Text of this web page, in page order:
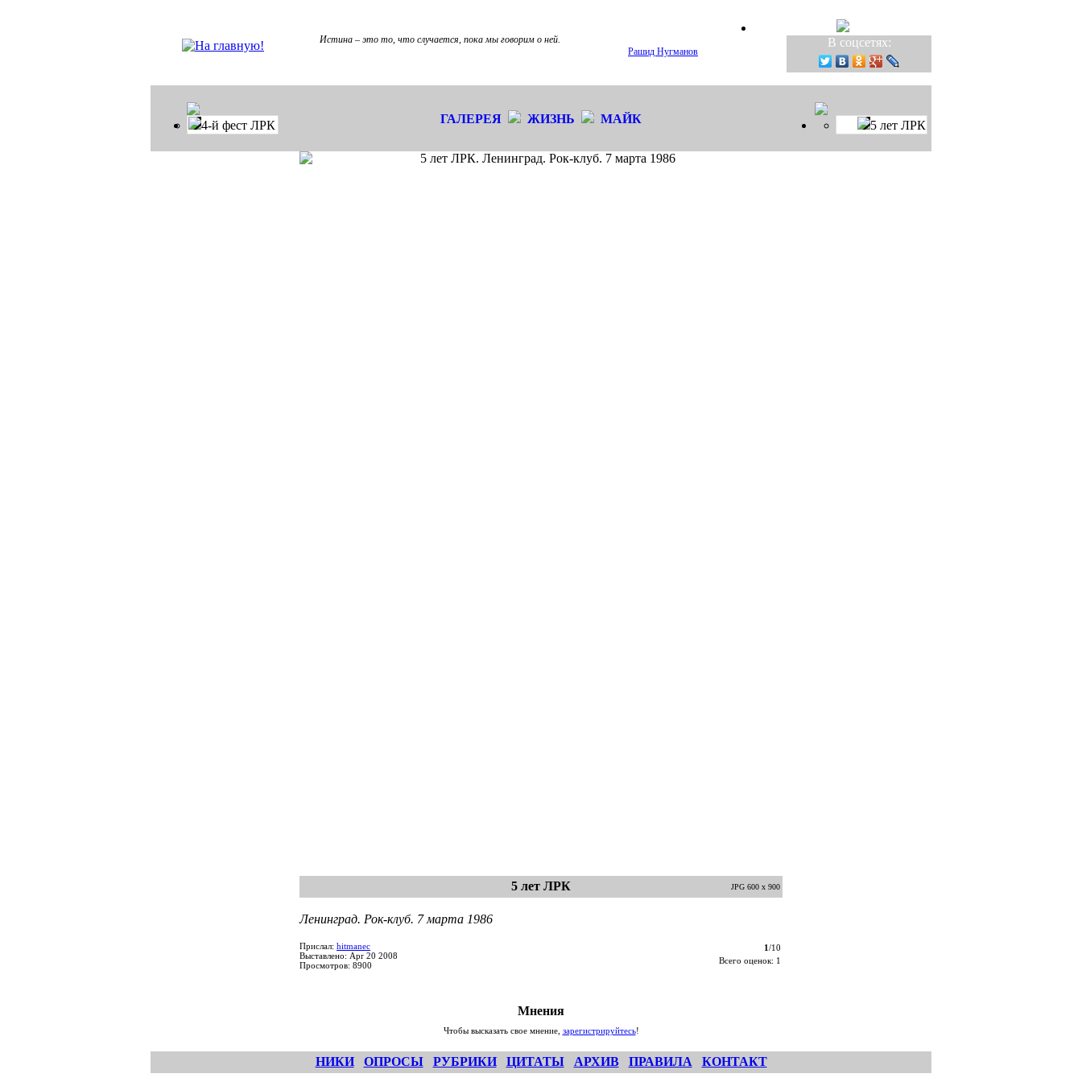
Истина – это то, что случается, пока мы говорим о ней.
Рашид Нугманов
В соцсетях:
4-й фест ЛРК ГАЛЕРЕЯ ЖИЗНЬ МАЙК 5 лет ЛРК
5 лет ЛРК JPG 600 x 900
Ленинград. Рок-клуб. 7 марта 1986
Прислал: hitmanec
Выставлено: Apr 20 2008
Просмотров: 8900
1/10
Всего оценок: 1
Мнения
Чтобы высказать свое мнение, зарегистрируйтесь!
НИКИ ОПРОСЫ РУБРИКИ ЦИТАТЫ АРХИВ ПРАВИЛА КОНТАКТ